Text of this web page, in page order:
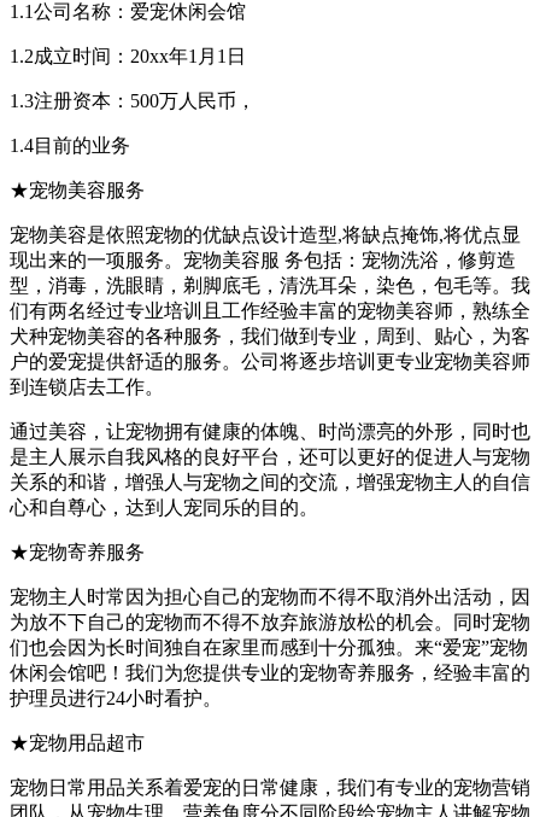
1.1公司名称：爱宠休闲会馆
1.2成立时间：20xx年1月1日
1.3注册资本：500万人民币，
1.4目前的业务
★宠物美容服务
宠物美容是依照宠物的优缺点设计造型,将缺点掩饰,将优点显
现出来的一项服务。宠物美容服 务包括：宠物洗浴，修剪造
型，消毒，洗眼睛，剃脚底毛，清洗耳朵，染色，包毛等。我
们有两名经过专业培训且工作经验丰富的宠物美容师，熟练全
犬种宠物美容的各种服务，我们做到专业，周到、贴心，为客
户的爱宠提供舒适的服务。公司将逐步培训更专业宠物美容师
到连锁店去工作。
通过美容，让宠物拥有健康的体魄、时尚漂亮的外形，同时也
是主人展示自我风格的良好平台，还可以更好的促进人与宠物
关系的和谐，增强人与宠物之间的交流，增强宠物主人的自信
心和自尊心，达到人宠同乐的目的。
★宠物寄养服务
宠物主人时常因为担心自己的宠物而不得不取消外出活动，因
为放不下自己的宠物而不得不放弃旅游放松的机会。同时宠物
们也会因为长时间独自在家里而感到十分孤独。来“爱宠”宠物
休闲会馆吧！我们为您提供专业的宠物寄养服务，经验丰富的
护理员进行24小时看护。
★宠物用品超市
宠物日常用品关系着爱宠的日常健康，我们有专业的宠物营销